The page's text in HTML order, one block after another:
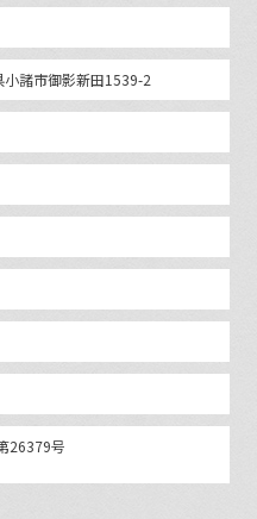
諸市御影新田1539-2
26379号